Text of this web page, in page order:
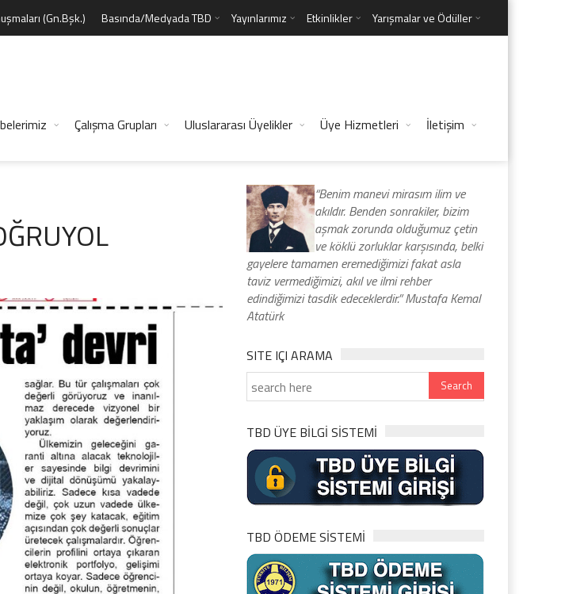
(Gn.Bşk.) Basında/Medyada TBD Yayınlarımız Etkinlikler Yarışmalar ve Ödüller
Çalışma Grupları Uluslararası Üyelikler Üye Hizmetleri İletişim
“Benim manevi mirasım ilim ve
akıldır. Benden sonrakiler, bizim
aşmak zorunda olduğumuz çetin
ve köklü zorluklar karşısında, belki
gayelere tamamen eremediğimizi fakat asla
taviz vermediğimizi, akıl ve ilmi rehber
edindiğimizi tasdik edeceklerdir.” Mustafa Kemal
Atatürk
SITE IÇI ARAMA
TBD ÜYE BİLGİ SİSTEMİ
TBD ÖDEME SİSTEMİ